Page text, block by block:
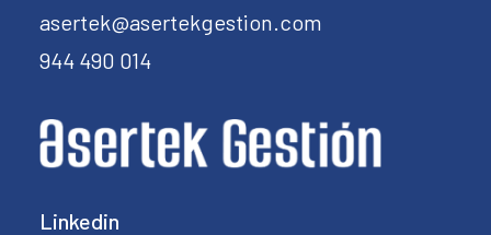
Linkedin
asertek@asertekgestion.com
944 490 014